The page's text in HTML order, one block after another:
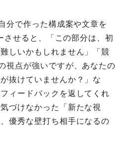
分で作った構成案や文章を
せると、「この部分は、初
しいかもしれません」「競
視点が強いですが、あなたの
抜けていませんか？」な
ィードバックを返してくれ
づけなかった「新たな視
優秀な壁打ち相手になるの